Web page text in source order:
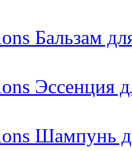
Бальзам
Эссенция
Шампунь